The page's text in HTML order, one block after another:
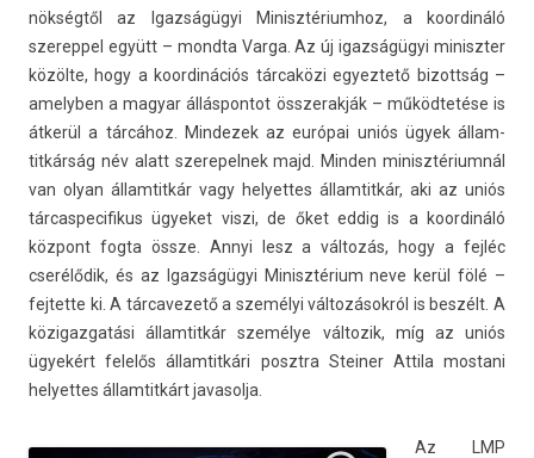
nökség­től az Igazságügyi Minisztérium­hoz, a koor­dináló
szerep­pel együtt – mondta Varga. Az új igazságügyi miniszt­er
közölte, hogy a koor­dinációs tárcaközi egyez­tető bi­zottság –
amelyb­en a magyar állás­pontot összerak­ják – működtetése is
átkerül a tárcához. Min­dezek az európai uniós ügyek állam­
titkár­ság név alatt szerepel­nek majd. Mind­en minisztérium­nál
van olyan állam­titkár vagy helyet­tes állam­titkár, aki az uniós
tár­caspecifikus ügyeket viszi, de őket eddig is a koor­dináló
központ fogta össze. Annyi lesz a változás, hogy a fejléc
cserélődik, és az Igazságügyi Minisztérium neve kerül fölé –
fej­tette ki. A tár­cavezető a személyi változásokról is beszélt. A
közigaz­gatási állam­titkár személye vál­tozik, míg az uniós
ügyekért felelős állam­titkári posztra Stein­er At­tila mos­tani
helyet­tes állam­titkárt javasol­ja.
Az LMP